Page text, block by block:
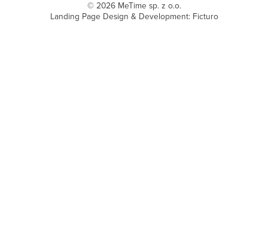
© 2026MeTime sp. z o.o.
Landing Page Design & Development: Ficturo